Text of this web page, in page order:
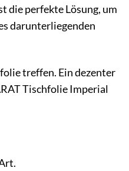
die perfekte Lösung, um
darunterliegenden
treffen. Ein dezenter
Tischfolie Imperial